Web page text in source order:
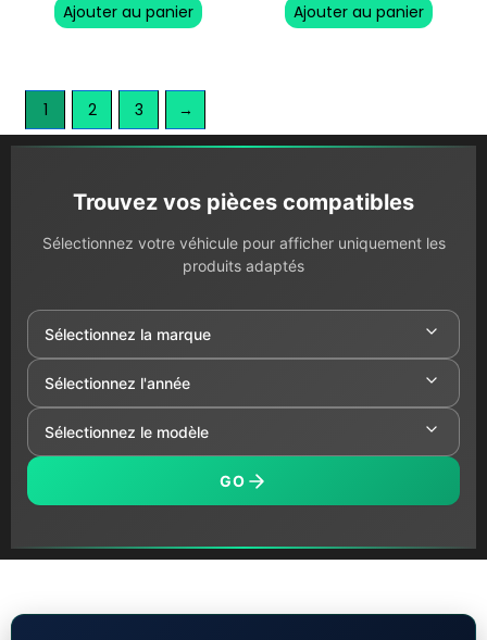
Ajouter au panier
Ajouter au panier
1 2 3 →
Trouvez vos pièces compatibles
Sélectionnez votre véhicule pour afficher uniquement les
produits adaptés
GO